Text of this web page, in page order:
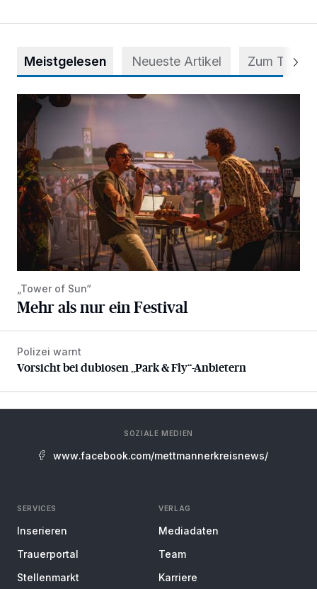
Meistgelesen Neueste Artikel Zum Thema
Mehr als nur ein Festival
„Tower of Sun“
Mehr als nur ein Festival
Vorsicht bei dubiosen „Park & Fly“-Anbietern
Polizei warnt
Vorsicht bei dubiosen „Park & Fly“-Anbietern
SOZIALE MEDIEN
www.facebook.com/mettmannerkreisnews/
SERVICES
Inserieren
Trauerportal
Stellenmarkt
VERLAG
Mediadaten
Team
Karriere